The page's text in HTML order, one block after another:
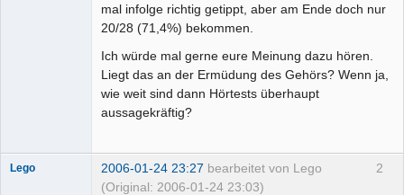
mal infolge richtig getippt, aber am Ende doch nur
20/28 (71,4%) bekommen.
Ich würde mal gerne eure Meinung dazu hören.
Liegt das an der Ermüdung des Gehörs? Wenn ja,
wie weit sind dann Hörtests überhaupt
aussagekräftig?
2
Lego 2006-01-24 23:27 bearbeitet von Lego
(Original: 2006-01-24 23:03)